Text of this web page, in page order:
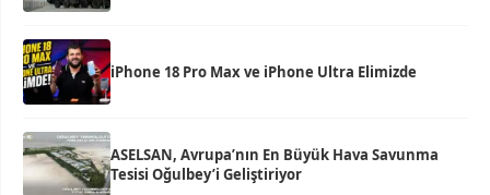
iPhone 18 Pro Max ve iPhone Ultra Elimizde
ASELSAN, Avrupa’nın En Büyük Hava Savunma
Tesisi Oğulbey’i Geliştiriyor